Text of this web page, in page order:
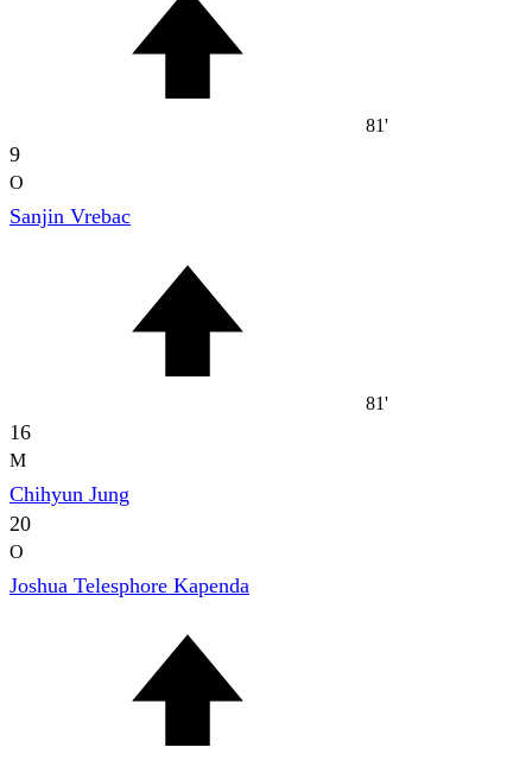
81'
9
O
Sanjin Vrebac
81'
16
M
Chihyun Jung
20
O
Joshua Telesphore Kapenda